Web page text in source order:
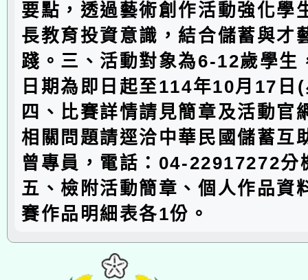
要點，透過藝術創作活動強化學
長教育投資意識，結合儲蓄與才
踐。三、活動對象為6-12歲學生
日期為即日起至114年10月17日
四、比賽詳情請見簡章及活動官
相關問題請逕洽中華民國儲蓄互
曾專員，電話：04-22917272分
五、檢附活動簡章、個人作品資
賽作品明細表各1份。